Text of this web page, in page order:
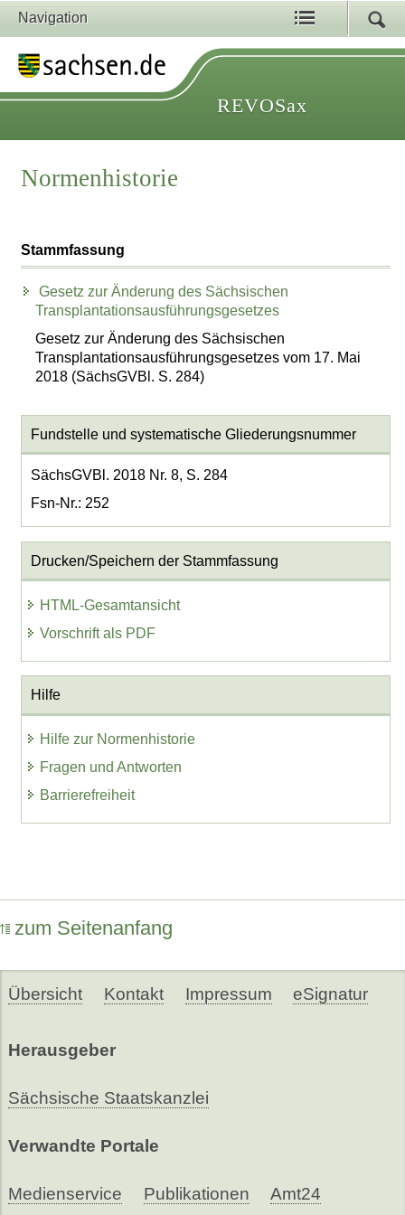
Navigation
REVOSax
Normenhistorie
Stammfassung
Gesetz zur Änderung des Sächsischen
Transplantationsausführungsgesetzes
Gesetz zur Änderung des Sächsischen
Transplantationsausführungsgesetzes vom 17. Mai
2018 (SächsGVBl. S. 284)
Fundstelle und systematische Gliederungsnummer
SächsGVBl. 2018 Nr. 8, S. 284
Fsn-Nr.: 252
Drucken/Speichern der Stammfassung
HTML-Gesamtansicht
Vorschrift als PDF
Hilfe
Hilfe zur Normenhistorie
Fragen und Antworten
Barrierefreiheit
zum Seitenanfang
Übersicht Kontakt Impressum eSignatur
Herausgeber
Sächsische Staatskanzlei
Verwandte Portale
Medienservice Publikationen Amt24